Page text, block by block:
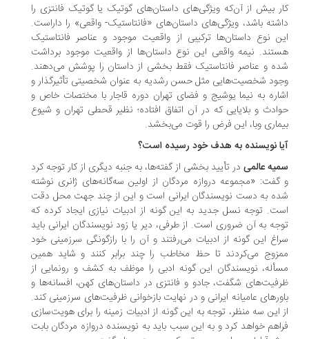
بیش از آن‌که ویژگی‌های داستان‌های گوتیک یا گوتیک فانتزی را
باشد، ویژگی‌های داستان‌های «فانتاستیک- واقعی» را داراست.
نوع داستان‌ها ترکیبی از واقعیت موجود و عناصر فانتاستیک
نیمه واقعی این نوع داستان‌ها از واقعیت موجود برداشت
و عناصر فانتاستیک فقط بخشی از داستان را پوشش می‌دهند.
شخصیت‌هایی مثل حسن رشدیه به عنوان شخصیتی تأثیرگذار و
به نیما یوشیج و فضای تهران دوره قاجار با مختصات خاص و
و بلایایی که در آن اتفاق افتاده؛ نظیر قحطی تهران و شیوع
وبا، این فرض را قوت می‌بخشد.
نویسنده به هدف خود رسیده است؟
عالمیدر تأیید بخشی از گفته‌ها، به جنبه دیگری از کار توجه کرد
«مجموعه دروازه مردگان از اولین سه‌گانه‌های ژانری نوشته
به دست نویسندگان ایرانی است و این از چند جهت محل دقت
توجه نسل جدید به این گونه از ادبیات نیازی ایجاد کرده که
به آن ضروری است. از طرفی، دیر یا زود نویسندگان ایرانی باید
این گونه از ادبیات می‌رفتند و آن را با رازگونگی سرزمینی خود
می‌کردند تا حظ مخاطب را چند برابر کنند و شاید همین
نویسندگان این گونه ادبی را موظف به کشف و رونمایی از
شگفت، جادو و فانتزی در داستان‌های کهن، افسانه‌ها و
عامیانه ایرانی و در نهایت بازخوانی ظرفیت‌های سرزمینی کند.
این سه منظر، توجه به این گونه از ادبیات زمینه را برای هویت‌سازی
خواهد کرد و به این سبب باید به نویسنده دروازه مردگان بابت